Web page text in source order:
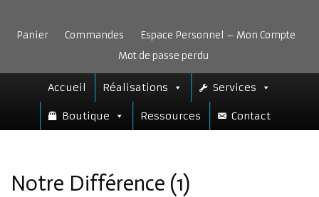
contenu
Panier Commandes
Espace Personnel – Mon Compte
Mot de passe perdu
Accueil Réalisations Services
Boutique Ressources Contact
Notre Différence (1)